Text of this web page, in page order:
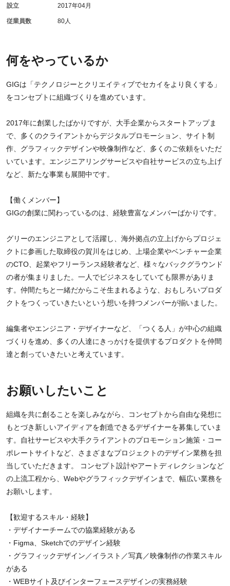
何をやっているか
GIGは「テクノロジーとクリエイティブでセカイをより良くする」
をコンセプトに組織づくりを進めています。
2017年に創業したばかりですが、大手企業からスタートアップま
で、多くのクライアントからデジタルプロモーション、サイト制
作、グラフィックデザインや映像制作など、多くのご依頼をいただ
いています。エンジニアリングサービスや自社サービスの立ち上げ
など、新たな事業も展開中です。
【働くメンバー】
GIGの創業に関わっているのは、経験豊富なメンバーばかりです。
グリーのエンジニアとして活躍し、海外拠点の立上げからプロジェ
クトに参画した取締役の賀川をはじめ、上場企業やベンチャー企業
のCTO、起業やフリーランス経験者など、様々なバックグラウンド
の者が集まりました。一人でビジネスをしていても限界がありま
す。仲間たちと一緒だからこそ生まれるような、おもしろいプロダ
クトをつくっていきたいという想いを持つメンバーが揃いました。
編集者やエンジニア・デザイナーなど、「つくる人」が中心の組織
づくりを進め、多くの人達にきっかけを提供するプロダクトを仲間
達と創っていきたいと考えています。
お願いしたいこと
組織を共に創ることを楽しみながら、コンセプトから自由な発想に
もとづき新しいアイディアを創造できるデザイナーを募集していま
す。自社サービスや大手クライアントのプロモーション施策・コー
ポレートサイトなど、さまざまなプロジェクトのデザイン業務を担
当していただきます。 コンセプト設計やアートディレクションなど
の上流工程から、Webやグラフィックデザインまで、幅広い業務を
お願いします。
【歓迎するスキル・経験】
・デザイナーチームでの協業経験がある
・Figma、Sketchでのデザイン経験
・グラフィックデザイン／イラスト／写真／映像制作の作業スキル
がある
・WEBサイト及びインターフェースデザインの実務経験
設立 2017年04月
従業員数 80人